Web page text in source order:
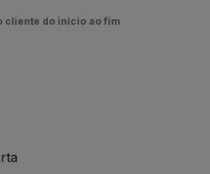
cliente do início ao fim